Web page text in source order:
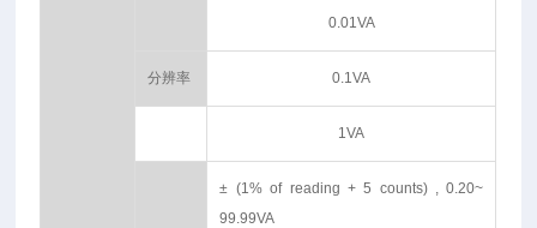
0.01VA
分辨率 0.1VA
1VA
± (1% of reading + 5 counts) , 0.20~
99.99VA